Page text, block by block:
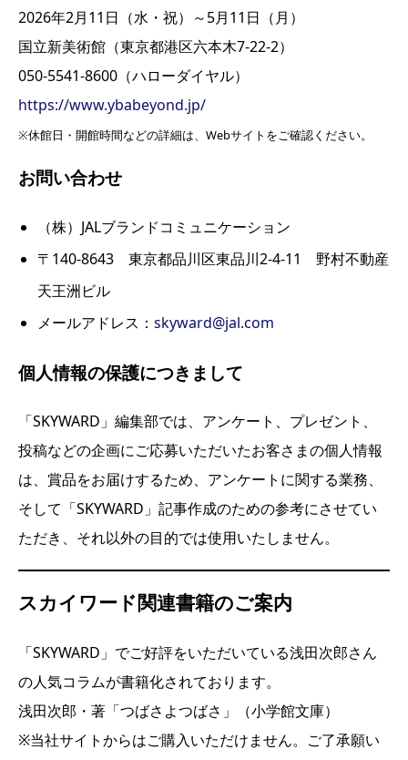
2026年2月11日（水・祝）～5月11日（月）
国立新美術館（東京都港区六本木7-22-2）
050-5541-8600（ハローダイヤル）
https://www.ybabeyond.jp/
※休館日・開館時間などの詳細は、Webサイトをご確認ください。
お問い合わせ
（株）JALブランドコミュニケーション
〒140-8643 東京都品川区東品川2-4-11 野村不動産
天王洲ビル
メールアドレス： skyward@jal.com
個人情報の保護につきまして
「SKYWARD」編集部では、アンケート、プレゼント、
投稿などの企画にご応募いただいたお客さまの個人情報
は、賞品をお届けするため、アンケートに関する業務、
そして「SKYWARD」記事作成のための参考にさせてい
ただき、それ以外の目的では使用いたしません。
スカイワード関連書籍のご案内
「SKYWARD」でご好評をいただいている浅田次郎さん
の人気コラムが書籍化されております。
浅田次郎・著「つばさよつばさ」（小学館文庫）
※当社サイトからはご購入いただけません。ご了承願い